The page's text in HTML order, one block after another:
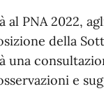
PNA 2022,
della
una
e